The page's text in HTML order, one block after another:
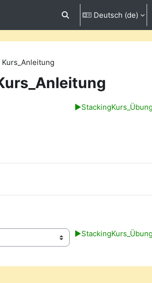
Sucheingabe umschalten
Deutsch ‎(de)‎
▶︎
▶︎